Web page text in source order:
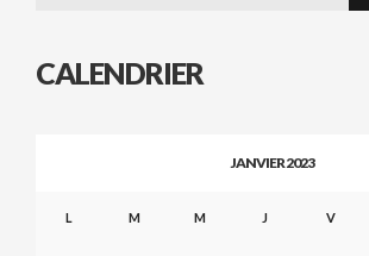
CALENDRIER
JANVIER 2023
L M M J V